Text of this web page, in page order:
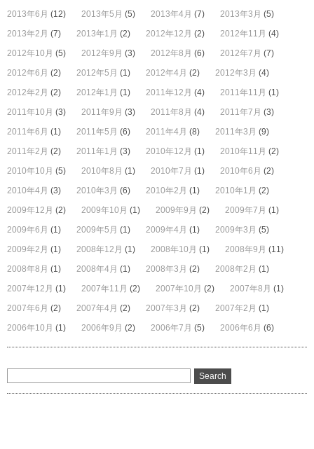
2013年6月 (12) 2013年5月 (5) 2013年4月 (7) 2013年3月 (5)
2013年2月 (7) 2013年1月 (2) 2012年12月 (2) 2012年11月 (4)
2012年10月 (5) 2012年9月 (3) 2012年8月 (6) 2012年7月 (7)
2012年6月 (2) 2012年5月 (1) 2012年4月 (2) 2012年3月 (4)
2012年2月 (2) 2012年1月 (1) 2011年12月 (4) 2011年11月 (1)
2011年10月 (3) 2011年9月 (3) 2011年8月 (4) 2011年7月 (3)
2011年6月 (1) 2011年5月 (6) 2011年4月 (8) 2011年3月 (9)
2011年2月 (2) 2011年1月 (3) 2010年12月 (1) 2010年11月 (2)
2010年10月 (5) 2010年8月 (1) 2010年7月 (1) 2010年6月 (2)
2010年4月 (3) 2010年3月 (6) 2010年2月 (1) 2010年1月 (2)
2009年12月 (2) 2009年10月 (1) 2009年9月 (2) 2009年7月 (1)
2009年6月 (1) 2009年5月 (1) 2009年4月 (1) 2009年3月 (5)
2009年2月 (1) 2008年12月 (1) 2008年10月 (1) 2008年9月 (11)
2008年8月 (1) 2008年4月 (1) 2008年3月 (2) 2008年2月 (1)
2007年12月 (1) 2007年11月 (2) 2007年10月 (2) 2007年8月 (1)
2007年6月 (2) 2007年4月 (2) 2007年3月 (2) 2007年2月 (1)
2006年10月 (1) 2006年9月 (2) 2006年7月 (5) 2006年6月 (6)